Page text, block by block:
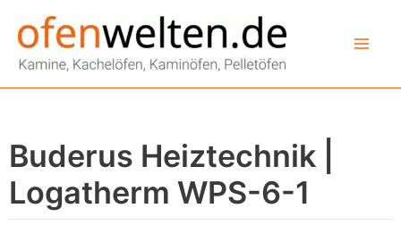
Inhalt
springen
Buderus Heiztechnik |
Logatherm WPS-6-1